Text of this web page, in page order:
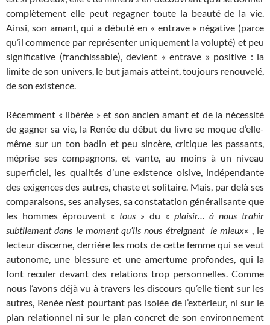
complètement elle peut regagner toute la beauté de la vie.
Ainsi, son amant, qui a débuté en « entrave » négative (parce
qu’il commence par représenter uniquement la volupté) et peu
significative (franchissable), devient « entrave » positive : la
limite de son univers, le but jamais atteint, toujours renouvelé,
de son existence.
Récemment « libérée » et son ancien amant et de la nécessité
de gagner sa vie, la Renée du début du livre se moque d’elle-
même sur un ton badin et peu sincère, critique les passants,
méprise ses compagnons, et vante, au moins à un niveau
superficiel, les qualités d’une existence oisive, indépendante
des exigences des autres, chaste et solitaire. Mais, par delà ses
comparaisons, ses analyses, sa constatation généralisante que
les hommes éprouvent «tous » du « plaisir… à nous trahir
subtilement dans le moment qu’ils nous étreignent le mieux« , le
lecteur discerne, derrière les mots de cette femme qui se veut
autonome, une blessure et une amertume profondes, qui la
font reculer devant des relations trop personnelles. Comme
nous l’avons déjà vu à travers les discours qu’elle tient sur les
autres, Renée n’est pourtant pas isolée de l’extérieur, ni sur le
plan relationnel ni sur le plan concret de son environnement